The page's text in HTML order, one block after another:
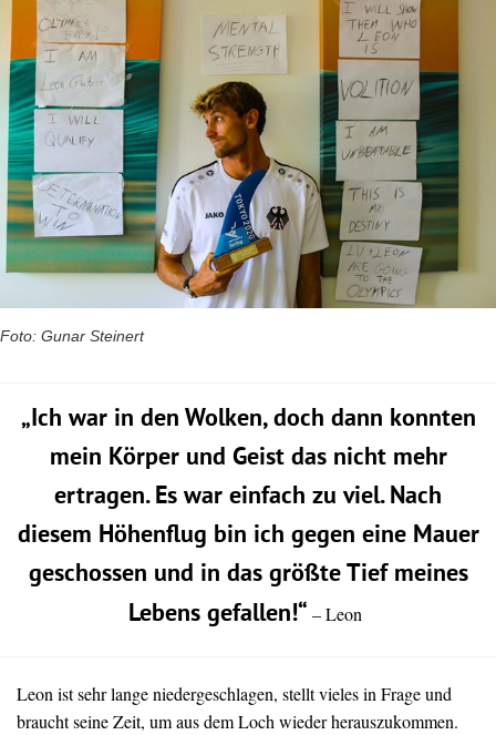
Foto: Gunar Steinert
„Ich war in den Wolken, doch dann konnten
mein Körper und Geist das nicht mehr
ertragen. Es war einfach zu viel. Nach
diesem Höhenflug bin ich gegen eine Mauer
geschossen und in das größte Tief meines
Lebens gefallen!“ – Leon
Leon ist sehr lange niedergeschlagen, stellt vieles in Frage und
braucht seine Zeit, um aus dem Loch wieder herauszukommen.